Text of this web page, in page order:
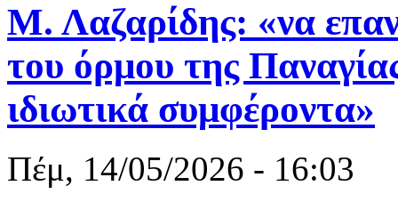
Μ. Λαζαρίδης: «να
του όρμου της
ιδιωτικά συμφέροντα»
Πέμ, 14/05/2026 - 16:03